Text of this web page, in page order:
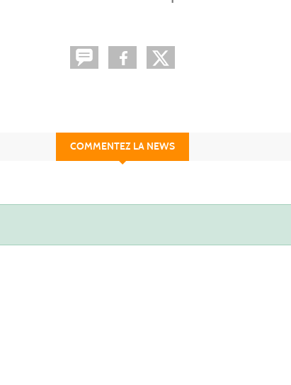
COMMENTEZ LA NEWS